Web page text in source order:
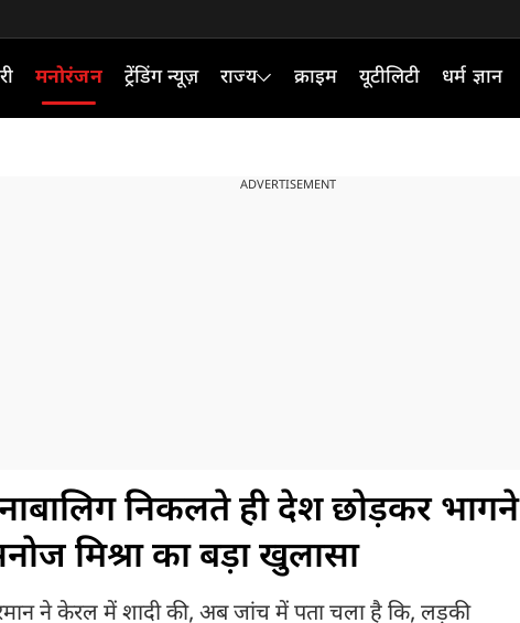
मनोरंजन ट्रेंडिंग न्यूज़ राज्य क्राइम यूटीलिटी धर्म ज्ञान
ADVERTISEMENT
निकलते ही देश छोड़कर भागने
मिश्रा का बड़ा खुलासा
ने केरल में शादी की, अब जांच में पता चला है कि, लड़की